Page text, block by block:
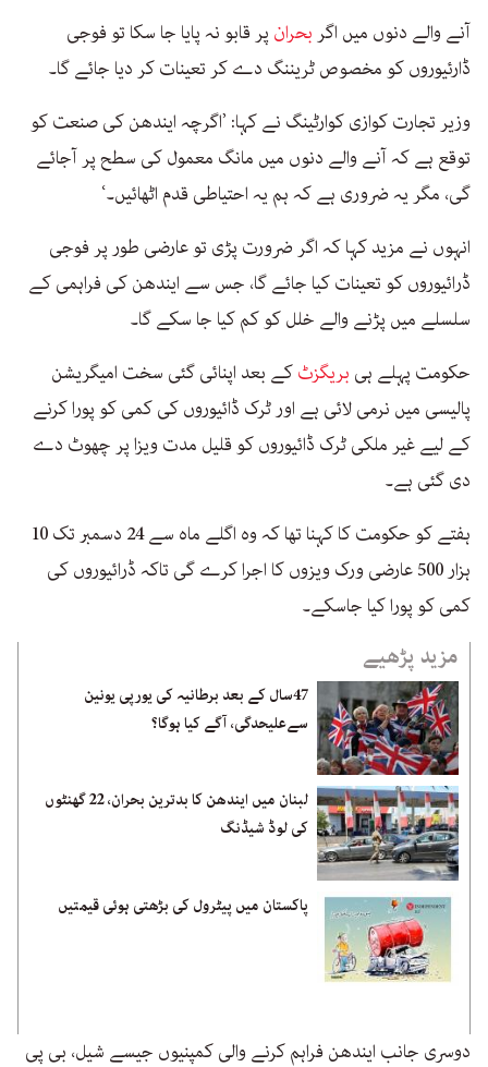
آنے والے دنوں میں اگر بحران پر قابو نہ پایا جا سکا تو فوجی
ڈارئیوروں کو مخصوص ٹریننگ دے کر تعینات کر دیا جائے گا۔
وزیر تجارت کوازی کوارٹینگ نے کہا: ’اگرچہ ایندھن کی صنعت کو
توقع ہے کہ آنے والے دنوں میں مانگ معمول کی سطح پر آجائے
گی، مگر یہ ضروری ہے کہ ہم یہ احتیاطی قدم اٹھائیں۔‘
انہوں نے مزید کہا کہ اگر ضرورت پڑی تو عارضی طور پر فوجی
ڈرائیوروں کو تعینات کیا جائے گا، جس سے ایندھن کی فراہمی کے
سلسلے میں پڑنے والے خلل کو کم کیا جا سکے گا۔
حکومت پہلے ہی بریگزٹکے بعد اپنائی گئی سخت امیگریشن
پالیسی میں نرمی لائی ہے اور ٹرک ڈائیوروں کی کمی کو پورا کرنے
کے لیے غیر ملکی ٹرک ڈائیوروں کو قلیل مدت ویزا پر چھوٹ دے
دی گئی ہے۔
ہفتے کو حکومت کا کہنا تھا کہ وہ اگلے ماہ سے 24 دسمبر تک 10
ہزار 500 عارضی ورک ویزوں کا اجرا کرے گی تاکہ ڈرائیوروں کی
کمی کو پورا کیا جاسکے۔
مزید پڑھیے
47سال کے بعد برطانیہ کی یورپی یونین
سےعلیحدگی، آگے کیا ہوگا؟
لبنان میں ایندھن کا بدترین بحران، 22 گھنٹوں
کی لوڈ شیڈنگ
پاکستان میں پیٹرول کی بڑھتی ہوئی قیمتیں
دوسری جانب ایندھن فراہم کرنے والی کمپنیوں جیسے شیل، بی پی